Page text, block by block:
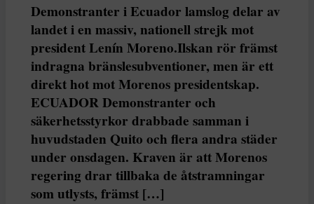
Demonstranter i Ecuador lamslog delar av
landet i en massiv, nationell strejk mot
president Lenín Moreno.Ilskan rör främst
indragna bränslesubventioner, men är ett
direkt hot mot Morenos presidentskap.
ECUADOR Demonstranter och
säkerhetsstyrkor drabbade samman i
huvudstaden Quito och flera andra städer
under onsdagen. Kraven är att Morenos
regering drar tillbaka de åtstramningar
som utlysts, främst […]